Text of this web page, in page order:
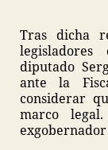
Tras dicha
diputado
ante la
considerar
marco